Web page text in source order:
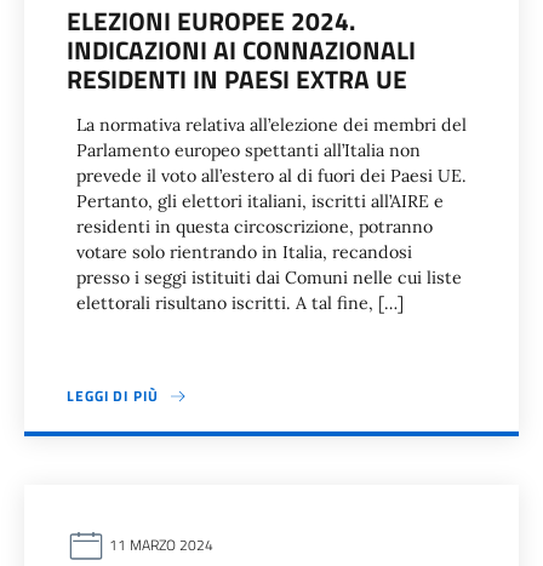
ELEZIONI EUROPEE 2024.
INDICAZIONI AI CONNAZIONALI
RESIDENTI IN PAESI EXTRA UE
La normativa relativa all’elezione dei membri del
Parlamento europeo spettanti all’Italia non
prevede il voto all’estero al di fuori dei Paesi UE.
Pertanto, gli elettori italiani, iscritti all’AIRE e
residenti in questa circoscrizione, potranno
votare solo rientrando in Italia, recandosi
presso i seggi istituiti dai Comuni nelle cui liste
elettorali risultano iscritti. A tal fine, […]
LEGGI DI PIÙ
11 MARZO 2024